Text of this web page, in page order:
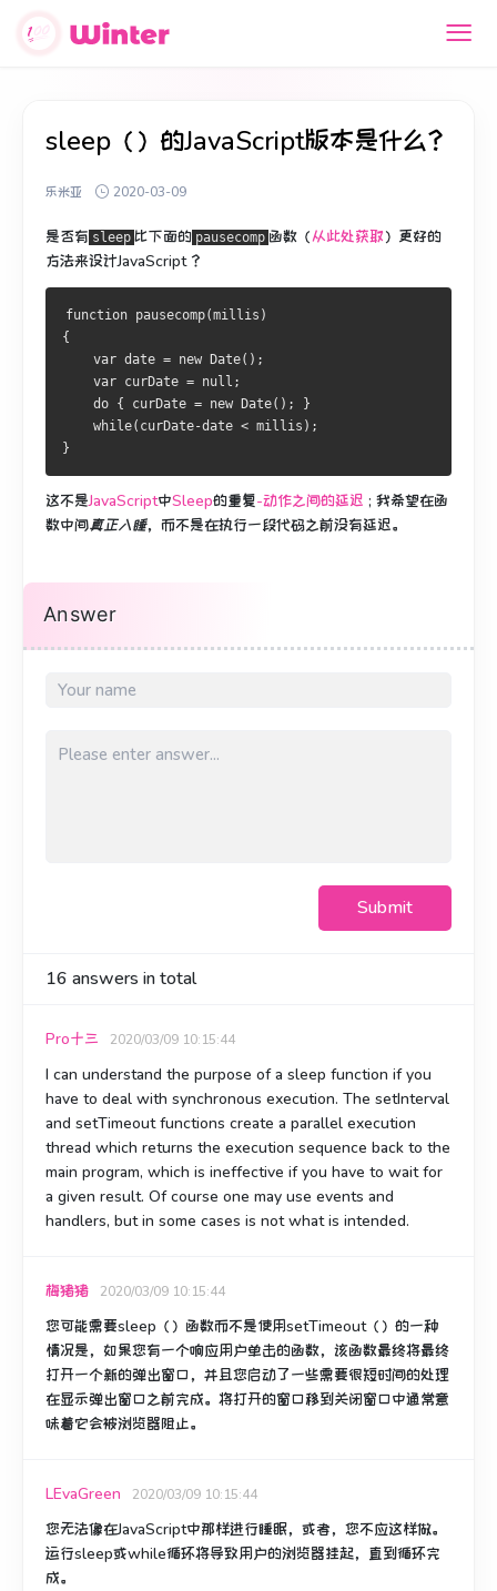
sleep（）的JavaScript版本是什么？
乐米亚 2020-03-09
是否有 sleep 比下面的 pausecomp 函数（从此处获取） 更好的
方法来设计JavaScript ？
function pausecomp(millis)
{
    var date = new Date();
    var curDate = null;
    do { curDate = new Date(); }
    while(curDate-date < millis);
}
这不是JavaScript中Sleep的重复-动作之间的延迟 ; 我希望在函
数中间真正入睡，而不是在执行一段代码之前没有延迟。
Answer
Submit
16 answers in total
Pro十三 2020/03/09 10:15:44
I can understand the purpose of a sleep function if you
have to deal with synchronous execution. The setInterval
and setTimeout functions create a parallel execution
thread which returns the execution sequence back to the
main program, which is ineffective if you have to wait for
a given result. Of course one may use events and
handlers, but in some cases is not what is intended.
梅猪猪 2020/03/09 10:15:44
您可能需要sleep（）函数而不是使用setTimeout（）的一种
情况是，如果您有一个响应用户单击的函数，该函数最终将最终
打开一个新的弹出窗口，并且您启动了一些需要很短时间的处理
在显示弹出窗口之前完成。 将打开的窗口移到关闭窗口中通常意
味着它会被浏览器阻止。
LEvaGreen 2020/03/09 10:15:44
您无法像在JavaScript中那样进行睡眠，或者，您不应这样做。
运行sleep或while循环将导致用户的浏览器挂起，直到循环完
成。